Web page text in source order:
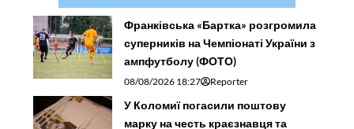
Франківська «Бартка» розгромила
суперників на Чемпіонаті України з
ампфутболу (ФОТО)
08/08/2026 18:27 Reporter
У Коломиї погасили поштову
марку на честь краєзнавця та